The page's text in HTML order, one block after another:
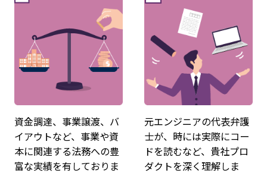
資金調達、事業譲渡、バ
イアウトなど、事業や資
本に関連する法務への豊
富な実績を有しておりま
元エンジニアの代表弁護
士が、時には実際にコー
ドを読むなど、貴社プロ
ダクトを深く理解しま